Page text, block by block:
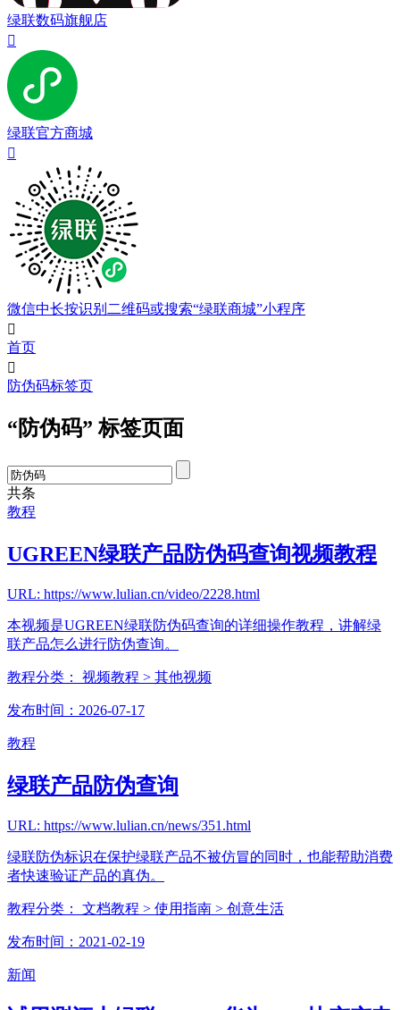
绿联数码旗舰店

绿联官方商城

微信中长按识别二维码或搜索“绿联商城”小程序

首页

防伪码标签页
“防伪码” 标签页面
共条
教程
UGREEN绿联产品防伪码查询视频教程
URL: https://www.lulian.cn/video/2228.html
本视频是UGREEN绿联防伪码查询的详细操作教程，讲解绿
联产品怎么进行防伪查询。
教程分类： 视频教程 > 其他视频
发布时间：2026-07-17
教程
绿联产品防伪查询
URL: https://www.lulian.cn/news/351.html
绿联防伪标识在保护绿联产品不被仿冒的同时，也能帮助消费
者快速验证产品的真伪。
教程分类： 文档教程 > 使用指南 > 创意生活
发布时间：2021-02-19
新闻